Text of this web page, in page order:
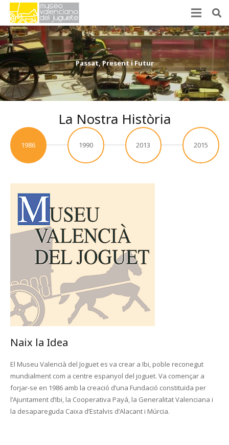
Passat, Present i Futur
La Nostra Història
1986 1990 2013 2015
Naix la Idea
El Museu Valencià del Joguet es va crear a Ibi, poble reconegut
mundialment com a centre espanyol del joguet. Va començar a
forjar-se en 1986 amb la creació d’una Fundació constituïda per
l’Ajuntament d’Ibi, la Cooperativa Payá, la Generalitat Valenciana i
la desapareguda Caixa d’Estalvis d’Alacant i Múrcia.